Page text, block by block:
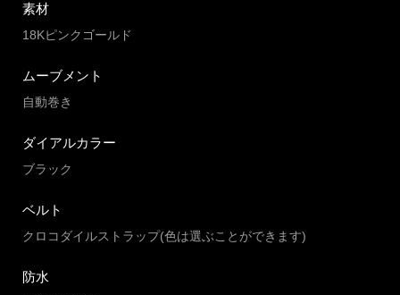
素材
18Kピンクゴールド
ムーブメント
自動巻き
ダイアルカラー
ブラック
ベルト
クロコダイルストラップ(色は選ぶことができます)
防水